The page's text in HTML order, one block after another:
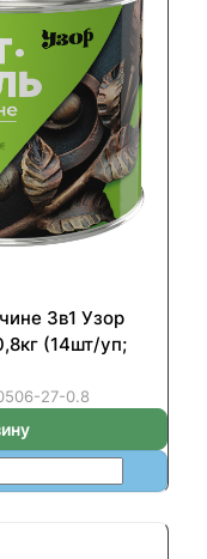
3в1 Узор
(14шт/уп;
27-0.8